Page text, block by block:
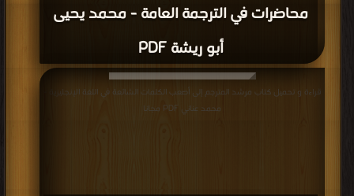
محاضرات في الترجمة العامة - محمد يحيى
أبو ريشة PDF
قراءة و تحميل كتاب مرشد المترجم إلى أصعب الكلمات الشائعة في اللغة الإنجليزية -
محمد عناني PDF مجانا